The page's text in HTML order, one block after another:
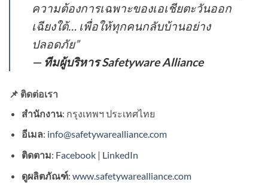
ความต้องการเฉพาะของเอเชียตะวันออก
เฉียงใต้… เพื่อให้ทุกคนกลับบ้านอย่าง
ปลอดภัย”
— ทีมผู้บริหาร Safetyware Alliance
📌 ติดต่อเรา
สำนักงาน: กรุงเทพฯ ประเทศไทย
อีเมล: info@safetywarealliance.com
ติดตาม: Facebook| LinkedIn
ดูผลิตภัณฑ์: www.safetywarealliance.com